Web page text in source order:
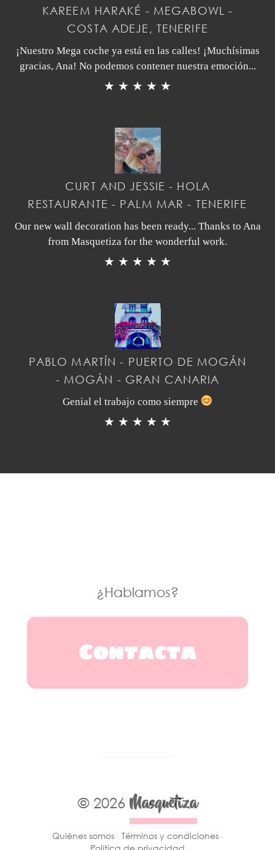
KAREEM HARAKÉ - MEGABOWL -
COSTA ADEJE, TENERIFE
¡Nuestro Mega coche ya está en las calles! ¡Muchísimas
gracias, Ana! No podemos contener nuestra emoción...
★ ★ ★ ★ ★
CURT AND JESSIE - HOLA
RESTAURANTE - PALM MAR - TENERIFE
Our new wall decoration has been ready... Thanks to Ana
from Masquetiza for the wonderful work.
★ ★ ★ ★ ★
PABLO MARTÍN - PUERTO DE MOGÁN
- MOGÁN - GRAN CANARIA
Genial el trabajo como siempre
★ ★ ★ ★ ★
¿Hablamos?
Contacta
© 2026 Masquetiza
Quiénes somos
Términos y condiciones